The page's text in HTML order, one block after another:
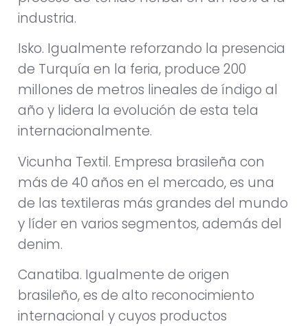
industria.
Isko. Igualmente reforzando la presencia
de Turquía en la feria, produce 200
millones de metros lineales de índigo al
año y lidera la evolución de esta tela
internacionalmente.
Vicunha Textil. Empresa brasileña con
más de 40 años en el mercado, es una
de las textileras más grandes del mundo
y líder en varios segmentos, además del
denim.
Canatiba. Igualmente de origen
brasileño, es de alto reconocimiento
internacional y cuyos productos